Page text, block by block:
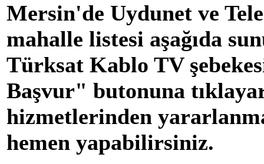
Mersin'de Uydunet ve
mahalle listesi aşağıda
Türksat Kablo TV
Başvur" butonuna
hizmetlerinden
hemen yapabilirsiniz.